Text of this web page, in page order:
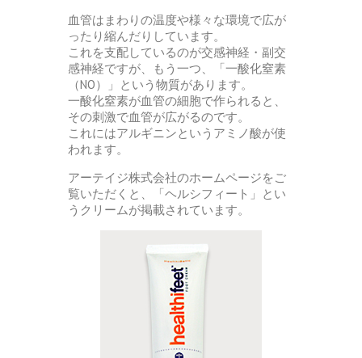
血管はまわりの温度や様々な環境で広が
ったり縮んだりしています。
これを支配しているのが交感神経・副交
感神経ですが、もう一つ、「一酸化窒素
（NO）」という物質があります。
一酸化窒素が血管の細胞で作られると、
その刺激で血管が広がるのです。
これにはアルギニンというアミノ酸が使
われます。
アーテイジ株式会社のホームページをご
覧いただくと、「ヘルシフィート」とい
うクリームが掲載されています。